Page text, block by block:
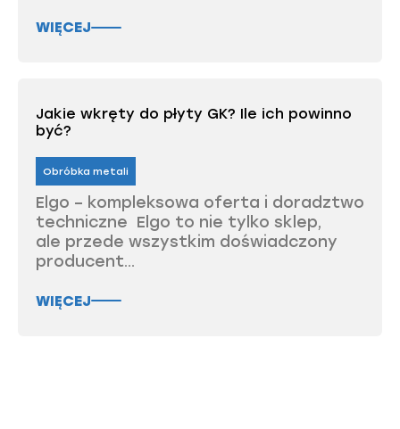
WIĘCEJ
Jakie wkręty do płyty GK? Ile ich powinno
być?
Obróbka metali
Elgo – kompleksowa oferta i doradztwo
techniczne Elgo to nie tylko sklep,
ale przede wszystkim doświadczony
producent...
WIĘCEJ